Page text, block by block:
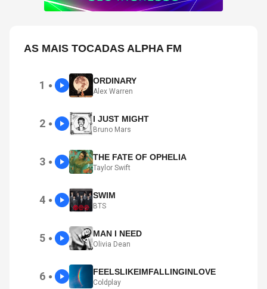
AS MAIS TOCADAS ALPHA FM
1 ● ORDINARY
Alex Warren
2 ● I JUST MIGHT
Bruno Mars
3 ● THE FATE OF OPHELIA
Taylor Swift
4 ● SWIM
BTS
5 ● MAN I NEED
Olivia Dean
6 ● FEELSLIKEIMFALLINGINLOVE
Coldplay